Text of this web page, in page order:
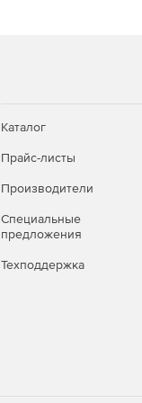
Каталог
Прайс-листы
Производители
Специальные
предложения
Техподдержка